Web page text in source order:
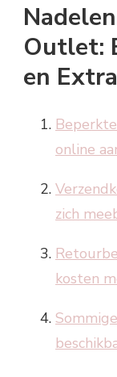
Outlet:
en
online
zich
kosten